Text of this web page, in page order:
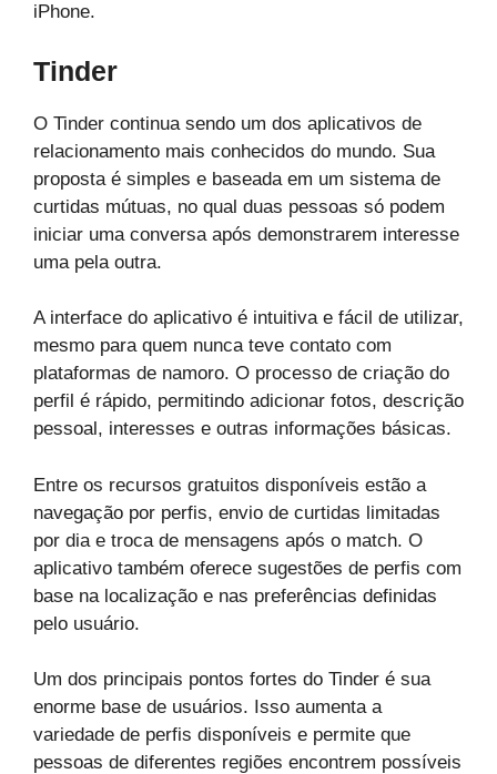
iPhone.
Tinder
O Tinder continua sendo um dos aplicativos de
relacionamento mais conhecidos do mundo. Sua
proposta é simples e baseada em um sistema de
curtidas mútuas, no qual duas pessoas só podem
iniciar uma conversa após demonstrarem interesse
uma pela outra.
A interface do aplicativo é intuitiva e fácil de utilizar,
mesmo para quem nunca teve contato com
plataformas de namoro. O processo de criação do
perfil é rápido, permitindo adicionar fotos, descrição
pessoal, interesses e outras informações básicas.
Entre os recursos gratuitos disponíveis estão a
navegação por perfis, envio de curtidas limitadas
por dia e troca de mensagens após o match. O
aplicativo também oferece sugestões de perfis com
base na localização e nas preferências definidas
pelo usuário.
Um dos principais pontos fortes do Tinder é sua
enorme base de usuários. Isso aumenta a
variedade de perfis disponíveis e permite que
pessoas de diferentes regiões encontrem possíveis